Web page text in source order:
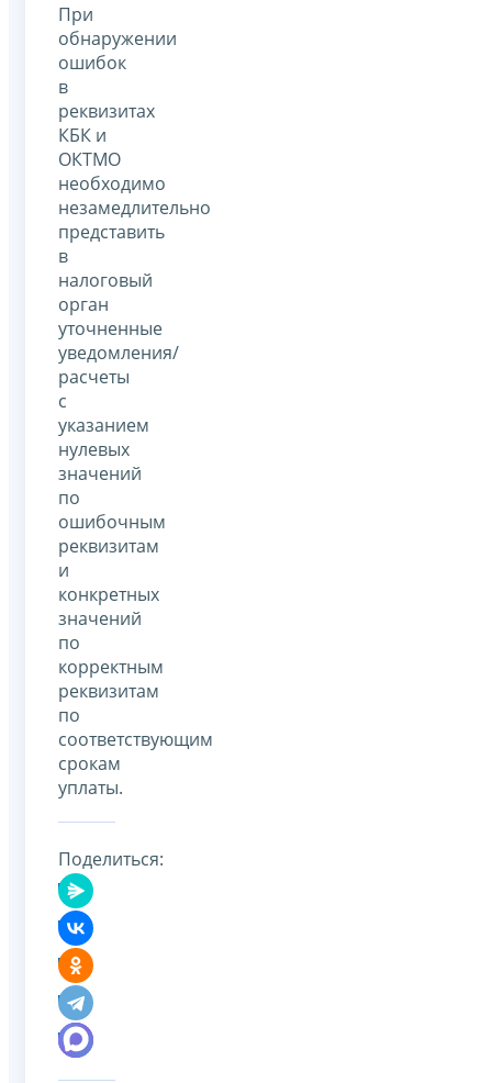
При
обнаружении
ошибок
в
реквизитах
КБК и
ОКТМО
необходимо
незамедлительно
представить
в
налоговый
орган
уточненные
уведомления/
расчеты
с
указанием
нулевых
значений
по
ошибочным
реквизитам
и
конкретных
значений
по
корректным
реквизитам
по
соответствующим
срокам
уплаты.
Поделиться: